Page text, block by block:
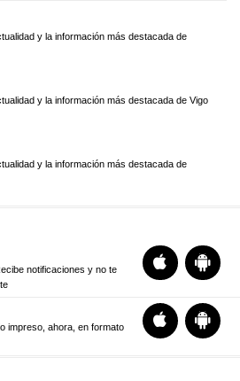
y la información más destacada de
y la información más destacada de Vigo
y la información más destacada de
notificaciones y no te
impreso, ahora, en formato